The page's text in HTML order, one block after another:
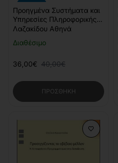
-10%
Διαθέσιμο
Προηγμένα Συστήματα και
Υπηρεσίες Πληροφορικής
(4η έκδοση)
Λαζακίδου Αθηνά
36,00€ 40,00€
ΠΡΟΣΘΉΚΗ